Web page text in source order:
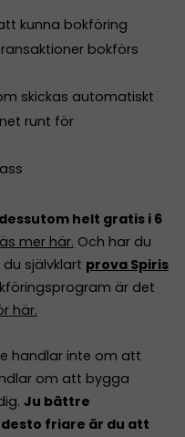
kunna bokföring
bokförs
skickas automatiskt
runt för
helt gratis i 6
mer här. Och har du
självklart prova Spiris
är det
här.
handlar inte om att
om att bygga
Ju bättre
friare är du att